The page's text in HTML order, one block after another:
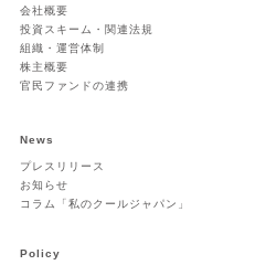
会社概要
投資スキーム・関連法規
組織・運営体制
株主概要
官民ファンドの連携
News
プレスリリース
お知らせ
コラム「私のクールジャパン」
Policy